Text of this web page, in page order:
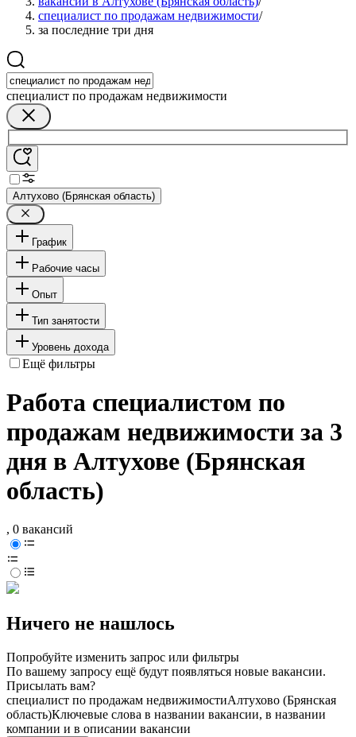
специалист по продажам недвижимости/
за последние три дня
специалист по продажам недвижимости
Алтухово (Брянская область)
График
Рабочие часы
Опыт
Тип занятости
Уровень дохода
Ещё фильтры
Работа специалистом по
продажам недвижимости за 3
дня в Алтухове (Брянская
область)
, 0 вакансий
Ничего не нашлось
Попробуйте изменить запрос или фильтры
По вашему запросу ещё будут появляться новые вакансии.
Присылать вам?
специалист по продажам недвижимостиАлтухово (Брянская
область)Ключевые слова в названии вакансии, в названии
компании и в описании вакансии